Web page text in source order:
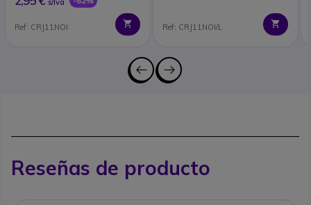
Ref: CRJ11NOI Ref: CRJ11NOI/L
Reseñas de producto